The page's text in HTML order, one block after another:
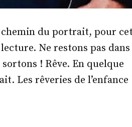
chemin du portrait, pour
Ne restons pas dans
! Rêve. En quelque
Les rêveries de l’enfance